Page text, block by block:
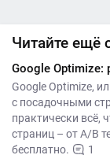
Читайте ещё
Google
Google Optimize,
с посадочными
практически всё,
страниц – от A/B
бесплатно.
1